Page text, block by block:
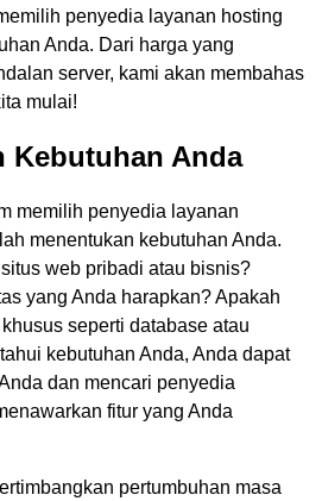
penyedia layanan hosting
Anda. Dari harga yang
server, kami akan membahas
mulai!
Kebutuhan Anda
memilih penyedia layanan
menentukan kebutuhan Anda.
web pribadi atau bisnis?
yang Anda harapkan? Apakah
seperti database atau
kebutuhan Anda, Anda dapat
dan mencari penyedia
fitur yang Anda
pertumbuhan masa